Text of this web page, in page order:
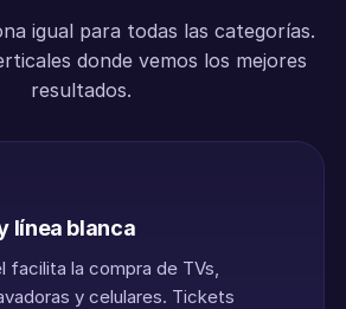
igual para todas las categorías.
donde vemos los mejores
resultados.
línea blanca
facilita la compra de TVs,
y celulares. Tickets